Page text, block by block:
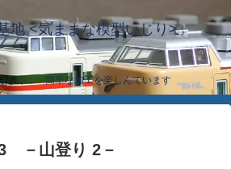
地 <気ままな模型いじり>
しく… 簡単な加工を楽しんでいます
－山登り 2－